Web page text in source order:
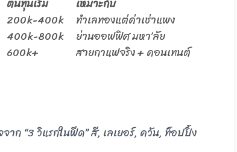
ต้นทุนเริ่ม
เหมาะกับ
200k-400k
ทำเลทองแต่ค่าเช่าแพง
400k-800k
ย่านออฟฟิศ มหา’ลัย
600k+ สายกาแฟจริง + คอนเทนต์
ก “3 วิแรกในฟีด” สี, เลเยอร์, ควัน, ท็อปปิ้ง